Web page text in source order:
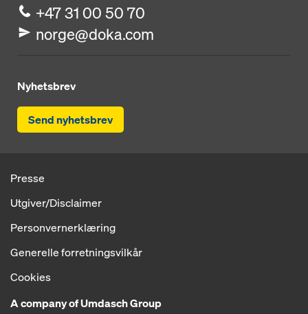
+47 31 00 50 70
norge@doka.com
Nyhetsbrev
Send nyhetsbrev
Presse
Utgiver/Disclaimer
Personvernerklæring
Generelle forretningsvilkår
Cookies
A company of Umdasch Group